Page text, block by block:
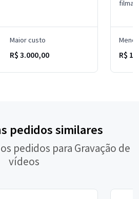
Maior custo
R$ 3.000,00 R$
pedidos similares
pedidos para Gravação de
vídeos